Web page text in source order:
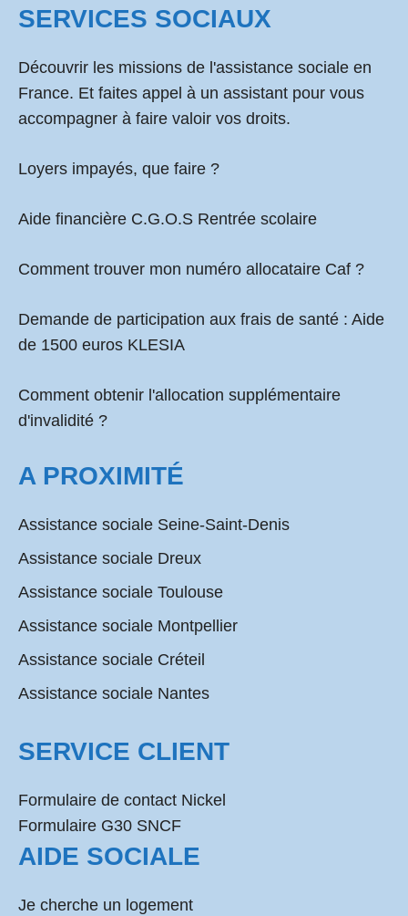
SERVICES SOCIAUX
Découvrir les missions de l'assistance sociale en
France. Et faites appel à un assistant pour vous
accompagner à faire valoir vos droits.
Loyers impayés, que faire ?
Aide financière C.G.O.S Rentrée scolaire
Comment trouver mon numéro allocataire Caf ?
Demande de participation aux frais de santé : Aide
de 1500 euros KLESIA
Comment obtenir l'allocation supplémentaire
d'invalidité ?
A PROXIMITÉ
Assistance sociale Seine-Saint-Denis
Assistance sociale Dreux
Assistance sociale Toulouse
Assistance sociale Montpellier
Assistance sociale Créteil
Assistance sociale Nantes
SERVICE CLIENT
Formulaire de contact Nickel
Formulaire G30 SNCF
AIDE SOCIALE
Je cherche un logement